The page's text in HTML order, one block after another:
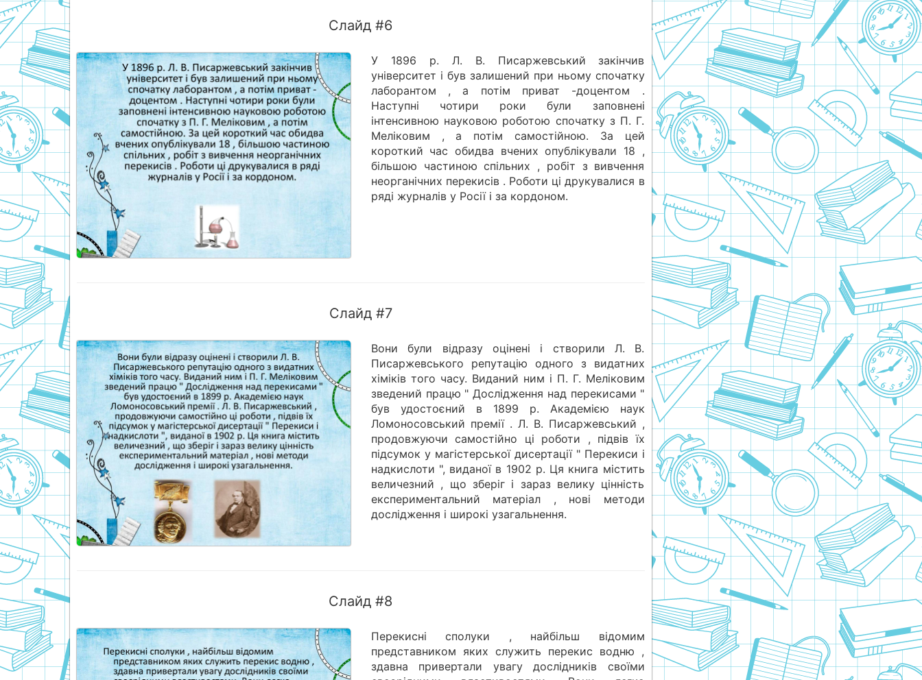
Слайд #6
У 1896 р. Л. В. Писаржевський закінчив
університет і був залишений при ньому спочатку
лаборантом , а потім приват -доцентом .
Наступні чотири роки були заповнені
інтенсивною науковою роботою спочатку з П. Г.
Меліковим , а потім самостійною. За цей
короткий час обидва вчених опублікували 18 ,
більшою частиною спільних , робіт з вивчення
неорганічних перекисів . Роботи ці друкувалися в
ряді журналів у Росії і за кордоном.
Слайд #7
Вони були відразу оцінені і створили Л. В.
Писаржевського репутацію одного з видатних
хіміків того часу. Виданий ним і П. Г. Меліковим
зведений працю " Дослідження над перекисами "
був удостоєний в 1899 р. Академією наук
Ломоносовський премії . Л. В. Писаржевський ,
продовжуючи самостійно ці роботи , підвів їх
підсумок у магістерської дисертації " Перекиси і
надкислоти ", виданої в 1902 р. Ця книга містить
величезний , що зберіг і зараз велику цінність
експериментальний матеріал , нові методи
дослідження і широкі узагальнення.
Слайд #8
Перекисні сполуки , найбільш відомим
представником яких служить перекис водню ,
здавна привертали увагу дослідників своїми